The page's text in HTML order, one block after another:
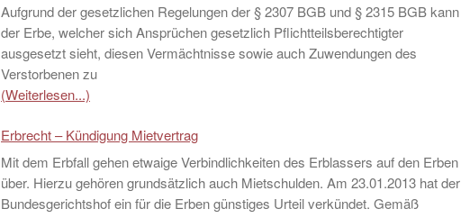
Aufgrund der gesetzlichen Regelungen der § 2307 BGB und § 2315 BGB kann
der Erbe, welcher sich Ansprüchen gesetzlich Pflichtteilsberechtigter
ausgesetzt sieht, diesen Vermächtnisse sowie auch Zuwendungen des
Verstorbenen zu
(Weiterlesen...)
Erbrecht – Kündigung Mietvertrag
Mit dem Erbfall gehen etwaige Verbindlichkeiten des Erblassers auf den Erben
über. Hierzu gehören grundsätzlich auch Mietschulden. Am 23.01.2013 hat der
Bundesgerichtshof ein für die Erben günstiges Urteil verkündet. Gemäß